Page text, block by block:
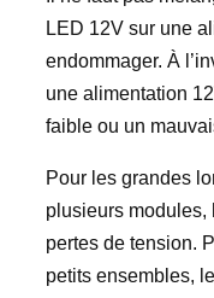
LED 12V sur une
endommager. À
une alimentation
faible ou un
Pour les grandes
plusieurs modules,
pertes de tension.
petits ensembles,